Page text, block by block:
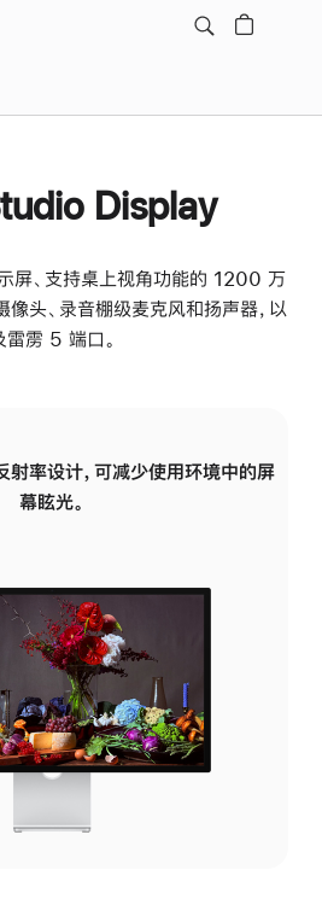
Display
屏、支持桌上视角功能的 1200 万
头、录音棚级麦克风和扬声器，以
雷雳 5 端口。
射率设计，可减少使用环境中的屏
幕眩光。